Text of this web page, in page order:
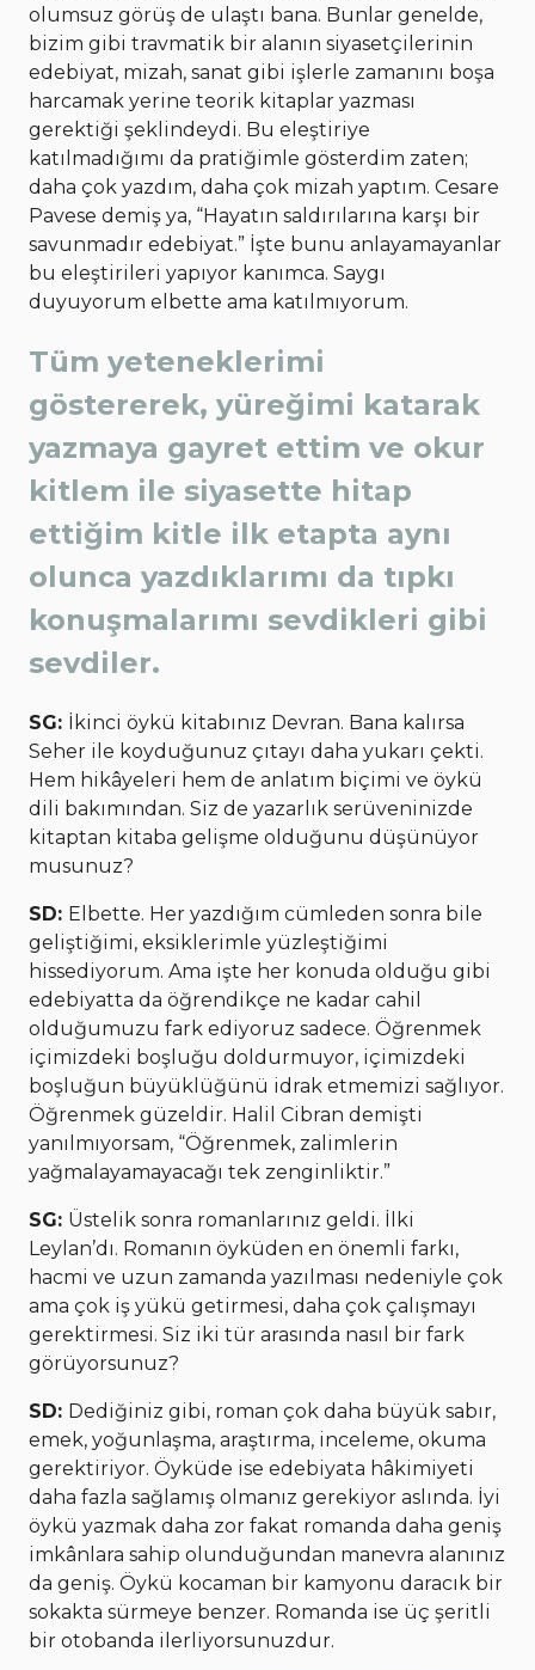
olumsuz görüş de ulaştı bana. Bunlar genelde,
bizim gibi travmatik bir alanın siyasetçilerinin
edebiyat, mizah, sanat gibi işlerle zamanını boşa
harcamak yerine teorik kitaplar yazması
gerektiği şeklindeydi. Bu eleştiriye
katılmadığımı da pratiğimle gösterdim zaten;
daha çok yazdım, daha çok mizah yaptım. Cesare
Pavese demiş ya, “Hayatın saldırılarına karşı bir
savunmadır edebiyat.” İşte bunu anlayamayanlar
bu eleştirileri yapıyor kanımca. Saygı
duyuyorum elbette ama katılmıyorum.
Tüm yeteneklerimi
göstererek, yüreğimi katarak
yazmaya gayret ettim ve okur
kitlem ile siyasette hitap
ettiğim kitle ilk etapta aynı
olunca yazdıklarımı da tıpkı
konuşmalarımı sevdikleri gibi
sevdiler.
SG: İkinci öykü kitabınız Devran. Bana kalırsa
Seher ile koyduğunuz çıtayı daha yukarı çekti.
Hem hikâyeleri hem de anlatım biçimi ve öykü
dili bakımından. Siz de yazarlık serüveninizde
kitaptan kitaba gelişme olduğunu düşünüyor
musunuz?
SD: Elbette. Her yazdığım cümleden sonra bile
geliştiğimi, eksiklerimle yüzleştiğimi
hissediyorum. Ama işte her konuda olduğu gibi
edebiyatta da öğrendikçe ne kadar cahil
olduğumuzu fark ediyoruz sadece. Öğrenmek
içimizdeki boşluğu doldurmuyor, içimizdeki
boşluğun büyüklüğünü idrak etmemizi sağlıyor.
Öğrenmek güzeldir. Halil Cibran demişti
yanılmıyorsam, “Öğrenmek, zalimlerin
yağmalayamayacağı tek zenginliktir.”
SG: Üstelik sonra romanlarınız geldi. İlki
Leylan’dı. Romanın öyküden en önemli farkı,
hacmi ve uzun zamanda yazılması nedeniyle çok
ama çok iş yükü getirmesi, daha çok çalışmayı
gerektirmesi. Siz iki tür arasında nasıl bir fark
görüyorsunuz?
SD: Dediğiniz gibi, roman çok daha büyük sabır,
emek, yoğunlaşma, araştırma, inceleme, okuma
gerektiriyor. Öyküde ise edebiyata hâkimiyeti
daha fazla sağlamış olmanız gerekiyor aslında. İyi
öykü yazmak daha zor fakat romanda daha geniş
imkânlara sahip olunduğundan manevra alanınız
da geniş. Öykü kocaman bir kamyonu daracık bir
sokakta sürmeye benzer. Romanda ise üç şeritli
bir otobanda ilerliyorsunuzdur.